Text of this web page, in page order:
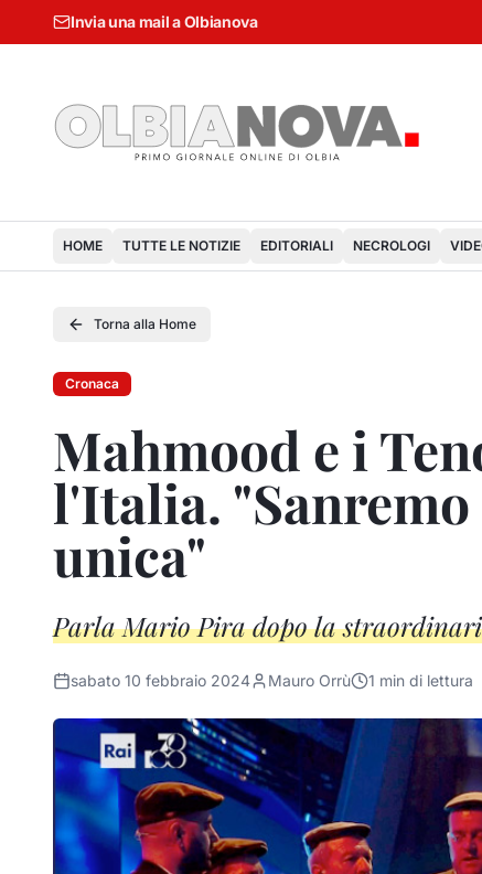
Invia una mail a Olbianova
HOME TUTTE LE NOTIZIE EDITORIALI NECROLOGI
Torna alla Home
Cronaca
Mahmood e i
l'Italia. "Sanremo
unica"
Parla Mario Pira dopo la
sabato 10 febbraio 2024 Mauro Orrù 1 min di lettura